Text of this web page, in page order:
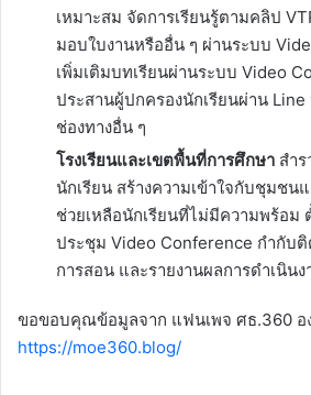
เหมาะสม จัดการเรียนรู้ตามคลิป
มอบใบงานหรืออื่น ๆ ผ่านระบบ
เพิ่มเติมบทเรียนผ่านระบบ Video
ประสานผู้ปกครองนักเรียนผ่าน
ช่องทางอื่น ๆ
โรงเรียนและเขตพื้นที่การศึกษา สำ
นักเรียน สร้างความเข้าใจกับชุมช
ช่วยเหลือนักเรียนที่ไม่มีความพร้อม
ประชุม Video Conference กำกับติ
การสอน และรายงานผลการดำเนิน
ขอขอบคุณข้อมูลจาก แฟนเพจ ศธ.360 อ
https://moe360.blog/